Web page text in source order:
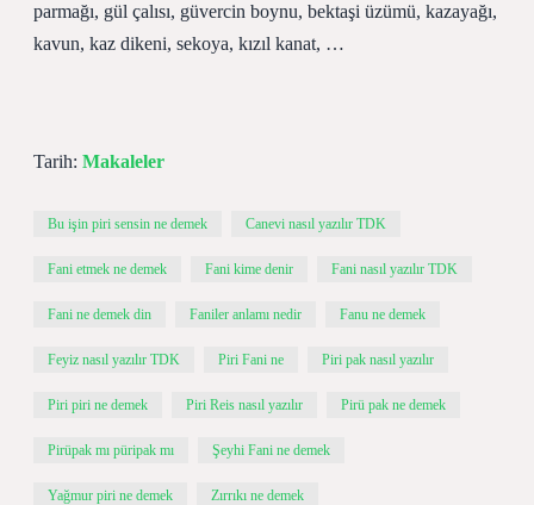
parmağı, gül çalısı, güvercin boynu, bektaşi üzümü, kazayağı,
kavun, kaz dikeni, sekoya, kızıl kanat, …
Tarih: Makaleler
Bu işin piri sensin ne demek Canevi nasıl yazılır TDK
Fani etmek ne demek Fani kime denir Fani nasıl yazılır TDK
Fani ne demek din Faniler anlamı nedir Fanu ne demek
Feyiz nasıl yazılır TDK Piri Fani ne Piri pak nasıl yazılır
Piri piri ne demek Piri Reis nasıl yazılır Pirü pak ne demek
Pirüpak mı püripak mı Şeyhi Fani ne demek
Yağmur piri ne demek Zırrıkı ne demek